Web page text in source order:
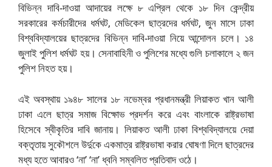
বিভিন্ন দাবি-দাওয়া আদায়ের লক্ষে ৮ এপ্রিল থেকে ১৮ দিন কেন্দ্রীয়
সরকারের কর্মচারীদের ধর্মঘট, মেডিকেল ছাত্রদের ধর্মঘট, জুন মাসে ঢাকা
বিশ্ববিদ্যালয়ের ছাত্রদের বিভিন্ন দাবি-দাওয়া নিয়ে আন্দোলন চলে। ১৪
জুলাই পুলিশ ধর্মঘট হয়। সেনাবাহিনী ও পুলিশের মধ্যে গুলি চলাকালে ২ জন
পুলিশ নিহত হয়।
এই অবস্থায় ১৯৪৮ সালের ১৮ নভেম্বর প্রধানমন্ত্রী লিয়াকত খান আলী
ঢাকা এলে ছাত্র সমাজ বিক্ষোভ প্রদর্শন করে এবং বাংলাকে রাষ্ট্রভাষা
হিসেবে স্বীকৃতির দাবি জানায়। লিয়াকত আলী ঢাকা বিশ্ববিদ্যালয়ে দেয়া
বক্তৃতায় সুকৌশলে উর্দুকে একমাত্র রাষ্ট্রভাষা করার ঘোষণা দিলে ছাত্রদের
মধ্য হতে আবারও ‘না’ ‘না’ ধ্বনি সম্বলিত প্রতিবাদ ওঠে।